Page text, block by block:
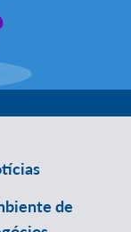
de